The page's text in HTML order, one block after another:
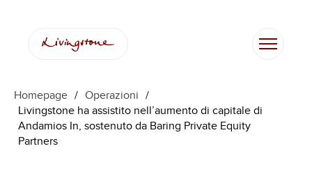
Homepage / Operazioni /
Livingstone ha assistito nell’aumento di capitale di
Andamios In, sostenuto da Baring Private Equity
Partners